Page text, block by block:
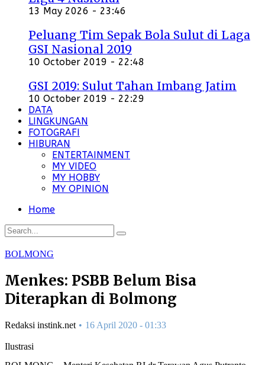
13 May 2026 - 23:46
Peluang Tim Sepak Bola Sulut di Laga
GSI Nasional 2019
10 October 2019 - 22:48
GSI 2019: Sulut Tahan Imbang Jatim
10 October 2019 - 22:29
DATA
LINGKUNGAN
FOTOGRAFI
HIBURAN
ENTERTAINMENT
MY VIDEO
MY HOBBY
MY OPINION
Home
BOLMONG
Menkes: PSBB Belum Bisa
Diterapkan di Bolmong
Redaksi instink.net 16 April 2020 - 01:33
Ilustrasi